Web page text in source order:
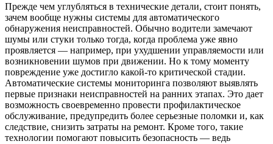
Прежде чем углубляться в технические детали, стоит понять,
зачем вообще нужны системы для автоматического
обнаружения неисправностей. Обычно водители замечают
шумы или стуки только тогда, когда проблема уже явно
проявляется — например, при ухудшении управляемости или
возникновении шумов при движении. Но к тому моменту
повреждение уже достигло какой-то критической стадии.
Автоматические системы мониторинга позволяют выявлять
первые признаки неисправностей на ранних этапах. Это дает
возможность своевременно провести профилактическое
обслуживание, предупредить более серьезные поломки и, как
следствие, снизить затраты на ремонт. Кроме того, такие
технологии помогают повысить безопасность — ведь